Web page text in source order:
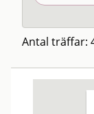
Antal träffar: